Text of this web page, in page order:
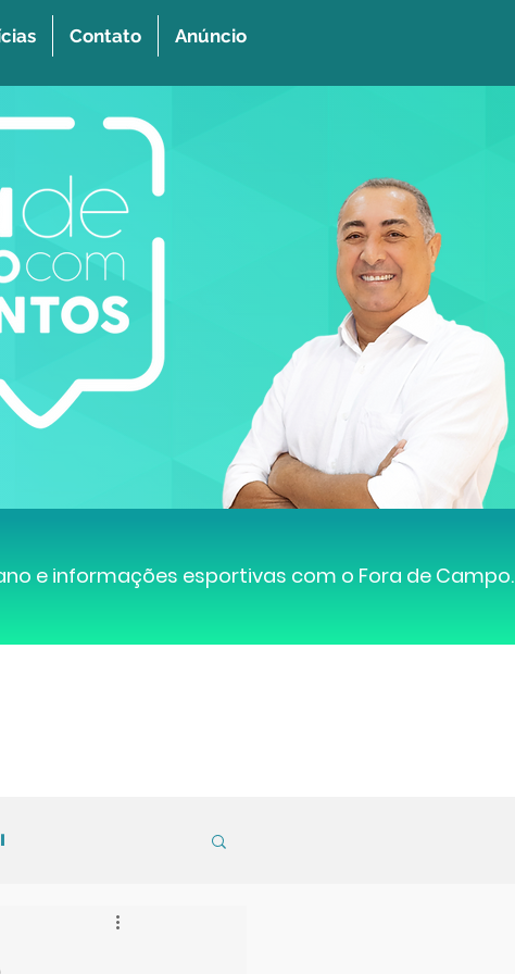
Contato Anúncio
e informações esportivas com o Fora de Campo.
de Caruaru